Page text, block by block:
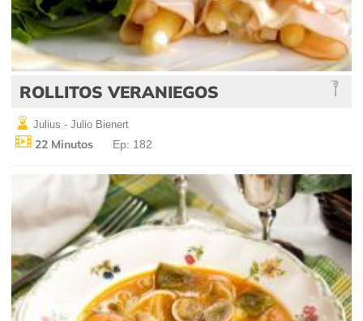
ROLLITOS VERANIEGOS
Julius - Julio Bienert
22 Minutos Ep: 182